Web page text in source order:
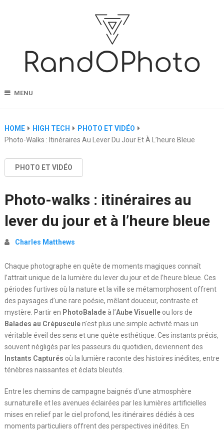
MENU
HOME HIGH TECH
PHOTO ET VIDÉO
Photo-Walks : Itinéraires Au Lever Du Jour Et À L’heure Bleue
PHOTO ET VIDÉO
Photo-walks : itinéraires au
lever du jour et à l’heure bleue
Charles Matthews
Chaque photographe en quête de moments magiques connaît
l’attrait unique de la lumière du lever du jour et de l’heure bleue. Ces
périodes furtives où la nature et la ville se métamorphosent offrent
des paysages d’une rare poésie, mêlant douceur, contraste et
mystère. Partir en PhotoBaladeà l’Aube Visuelleou lors de
Balades au Crépusculen’est plus une simple activité mais un
véritable éveil des sens et une quête esthétique. Ces instants précis,
souvent négligés par les passeurs du quotidien, deviennent des
Instants Capturés où la lumière raconte des histoires inédites, entre
ténèbres naissantes et éclats bleutés.
Entre les chemins de campagne baignés d’une atmosphère
surnaturelle et les avenues éclairées par les lumières artificielles
mises en relief par le ciel profond, les itinéraires dédiés à ces
moments particuliers offrent des perspectives inédites. En